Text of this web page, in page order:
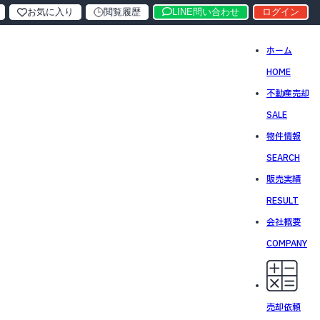
ホーム
HOME
不動産売却
SALE
物件情報
SEARCH
販売実績
RESULT
会社概要
COMPANY
売却依頼
お気に入り 閲覧履歴 LINE問い合わせ ログイン